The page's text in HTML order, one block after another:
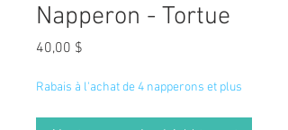
Napperon - Tortue
40,00 $
Rabais à l'achat de 4 napperons et plus